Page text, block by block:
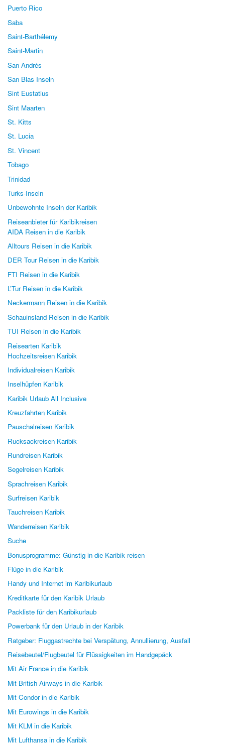
Puerto Rico
Saba
Saint-Barthélemy
Saint-Martin
San Andrés
San Blas Inseln
Sint Eustatius
Sint Maarten
St. Kitts
St. Lucia
St. Vincent
Tobago
Trinidad
Turks-Inseln
Unbewohnte Inseln der Karibik
Reiseanbieter für Karibikreisen
AIDA Reisen in die Karibik
Alltours Reisen in die Karibik
DER Tour Reisen in die Karibik
FTI Reisen in die Karibik
L’Tur Reisen in die Karibik
Neckermann Reisen in die Karibik
Schauinsland Reisen in die Karibik
TUI Reisen in die Karibik
Reisearten Karibik
Hochzeitsreisen Karibik
Individualreisen Karibik
Inselhüpfen Karibik
Karibik Urlaub All Inclusive
Kreuzfahrten Karibik
Pauschalreisen Karibik
Rucksackreisen Karibik
Rundreisen Karibik
Segelreisen Karibik
Sprachreisen Karibik
Surfreisen Karibik
Tauchreisen Karibik
Wanderreisen Karibik
Suche
Bonusprogramme: Günstig in die Karibik reisen
Flüge in die Karibik
Handy und Internet im Karibikurlaub
Kreditkarte für den Karibik Urlaub
Packliste für den Karibikurlaub
Powerbank für den Urlaub in der Karibik
Ratgeber: Fluggastrechte bei Verspätung, Annullierung, Ausfall
Reisebeutel/Flugbeutel für Flüssigkeiten im Handgepäck
Mit Air France in die Karibik
Mit British Airways in die Karibik
Mit Condor in die Karibik
Mit Eurowings in die Karibik
Mit KLM in die Karibik
Mit Lufthansa in die Karibik